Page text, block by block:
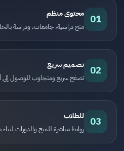
01 محتوى منظم
منح دراسية، جامعات، ودراسة
02 تصميم سريع
تصفح سريع ومتجاوب للوصول إلى
03 للطلاب
روابط مباشرة للمنح والدورات